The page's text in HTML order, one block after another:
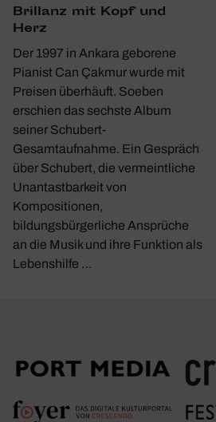
Bril­lanz mit Kopf und
Herz
Der 1997 in Ankara geborene
Pianist Can Çakmur wurde mit
Preisen überhäuft. Soeben
erschien das sechste Album
seiner Schubert-
Gesamtaufnahme. Ein Gespräch
über Schubert, die vermeintliche
Unantastbarkeit von
Kompositionen,
bildungsbürgerliche Ansprüche
an die Musik und ihre Funktion als
Lebenshilfe …